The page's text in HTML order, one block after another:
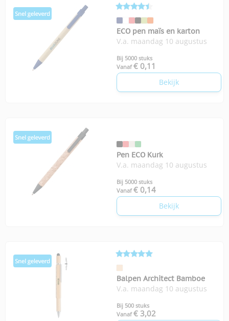
ECO pen maïs en karton
V.a. maandag 10 augustus
Bij 5000 stuks
Vanaf € 0,11
Bekijk
Pen ECO Kurk
V.a. maandag 10 augustus
Bij 5000 stuks
Vanaf € 0,14
Bekijk
Balpen Architect Bamboe
V.a. maandag 10 augustus
Bij 500 stuks
Vanaf € 3,02